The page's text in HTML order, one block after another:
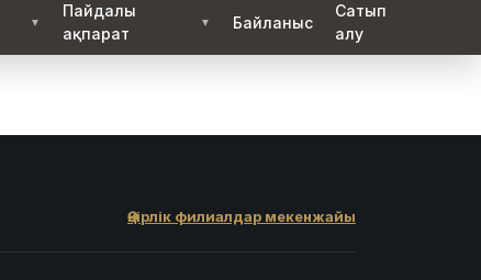
▼
Пайдалы
ақпарат
▼ Байланыс
Сатып
алу
Өңірлік филиалдар мекенжайы